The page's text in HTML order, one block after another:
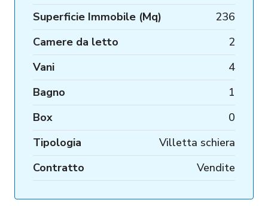
Superficie Immobile (Mq)
236
Camere da letto
2
Vani
4
Bagno
1
Box
0
Tipologia
Villetta schiera
Contratto
Vendite